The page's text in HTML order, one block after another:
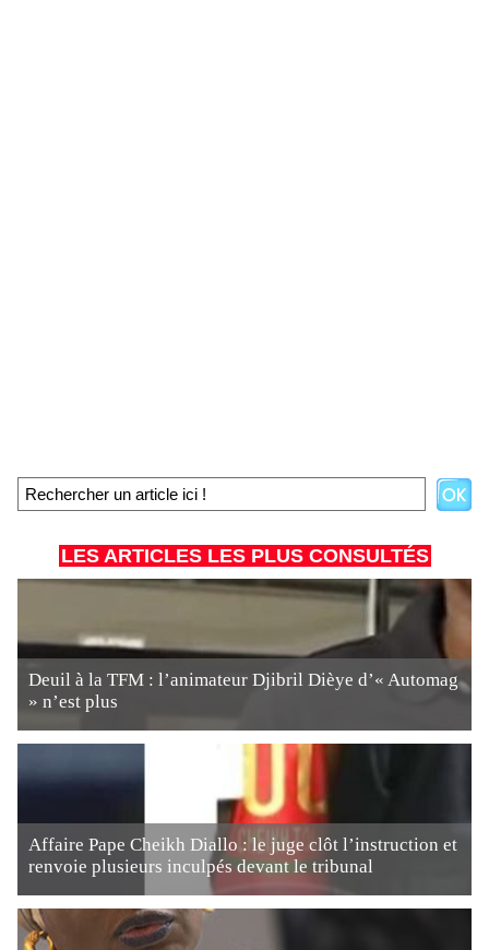
LES ARTICLES LES PLUS CONSULTÉS
Deuil à la TFM : l’animateur Djibril Dièye d’« Automag
» n’est plus
Affaire Pape Cheikh Diallo : le juge clôt l’instruction et
renvoie plusieurs inculpés devant le tribunal